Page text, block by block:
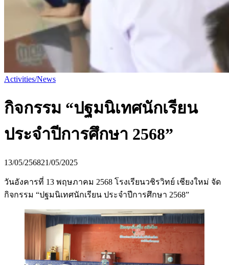
Activities/News
กิจกรรม “ปฐมนิเทศนักเรียน
ประจำปีการศึกษา 2568”
13/05/256821/05/2025
วันอังคารที่ 13 พฤษภาคม 2568 โรงเรียนวชิรวิทย์ เชียงใหม่ จัด
กิจกรรม “ปฐมนิเทศนักเรียน ประจำปีการศึกษา 2568”